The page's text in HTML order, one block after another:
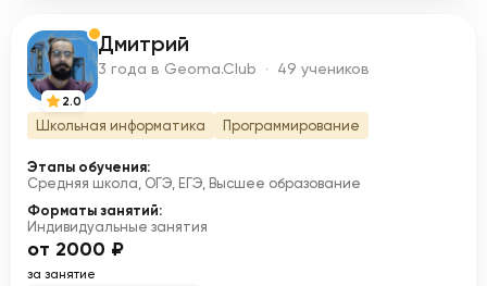
Д
2.0
Дмитрий
3 года в Geoma.Club · 49 учеников
Школьная информатика Программирование
Этапы обучения:
Средняя школа, ОГЭ, ЕГЭ, Высшее образование
Форматы занятий:
Индивидуальные занятия
от 2000 ₽
за занятие